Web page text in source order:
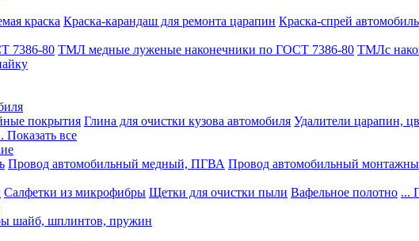
краска Краска-карандаш для ремонта царапин Краска-спрей
7386-80 ТМЛ медные луженые наконечники по ГОСТ 7386-80 ТМЛс
покрытия Глина для очистки кузова автомобиля Удалители царапин,
Показать все
Провод автомобильный медный, ПГВА Провод автомобильный
Салфетки из микрофибры Щетки для очистки пыли Вафельное полотно ...
шайб, шплинтов, пружин